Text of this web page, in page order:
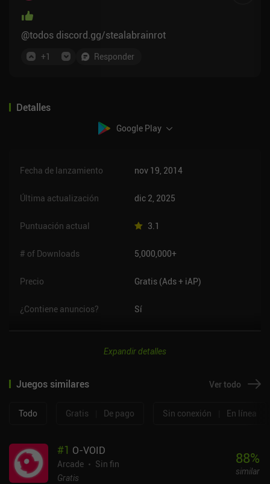
@todos discord.gg/stealabrainrot
+1 Responder
Detalles
Google Play
Fecha de lanzamiento nov 19, 2014
Última actualización dic 2, 2025
Puntuación actual 3.1
# of Downloads 5,000,000+
Precio Gratis (Ads + iAP)
¿Contiene anuncios? Sí
Expandir detalles
Juegos similares Ver todo
Todo Gratis De pago Sin conexión En línea
#1 O-VOID
Arcade
Sin fin
Gratis
88%
similar